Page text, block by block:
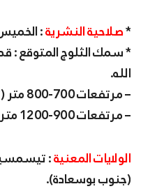
*صلاحية النشرية:
الله.
– مرتفعات 700-800 متر (تيسمسيلت , تيارت , جلفة )
– مرتفعات 900-1200 متر (غربا)
الولايات المعنية:
(جنوب بوسعادة).